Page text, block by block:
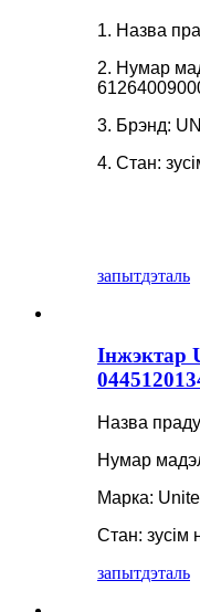
1. Назва
2. Нумар
3. Брэнд:
4. Стан:
запытдэталь
Інжэктар
Назва
Нумар
Марка:
Стан: зусім
запытдэталь